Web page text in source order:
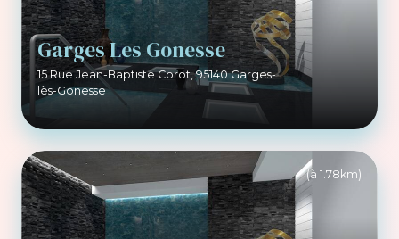
Garges Les Gonesse
15 Rue Jean-Baptiste Corot, 95140 Garges-
lès-Gonesse
(à 1.78km)